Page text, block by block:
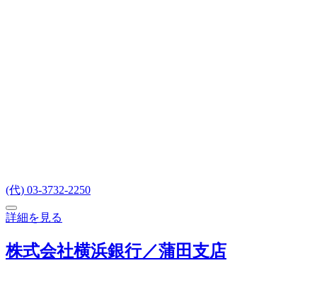
(代) 03-3732-2250
詳細を見る
株式会社横浜銀行／蒲田支店